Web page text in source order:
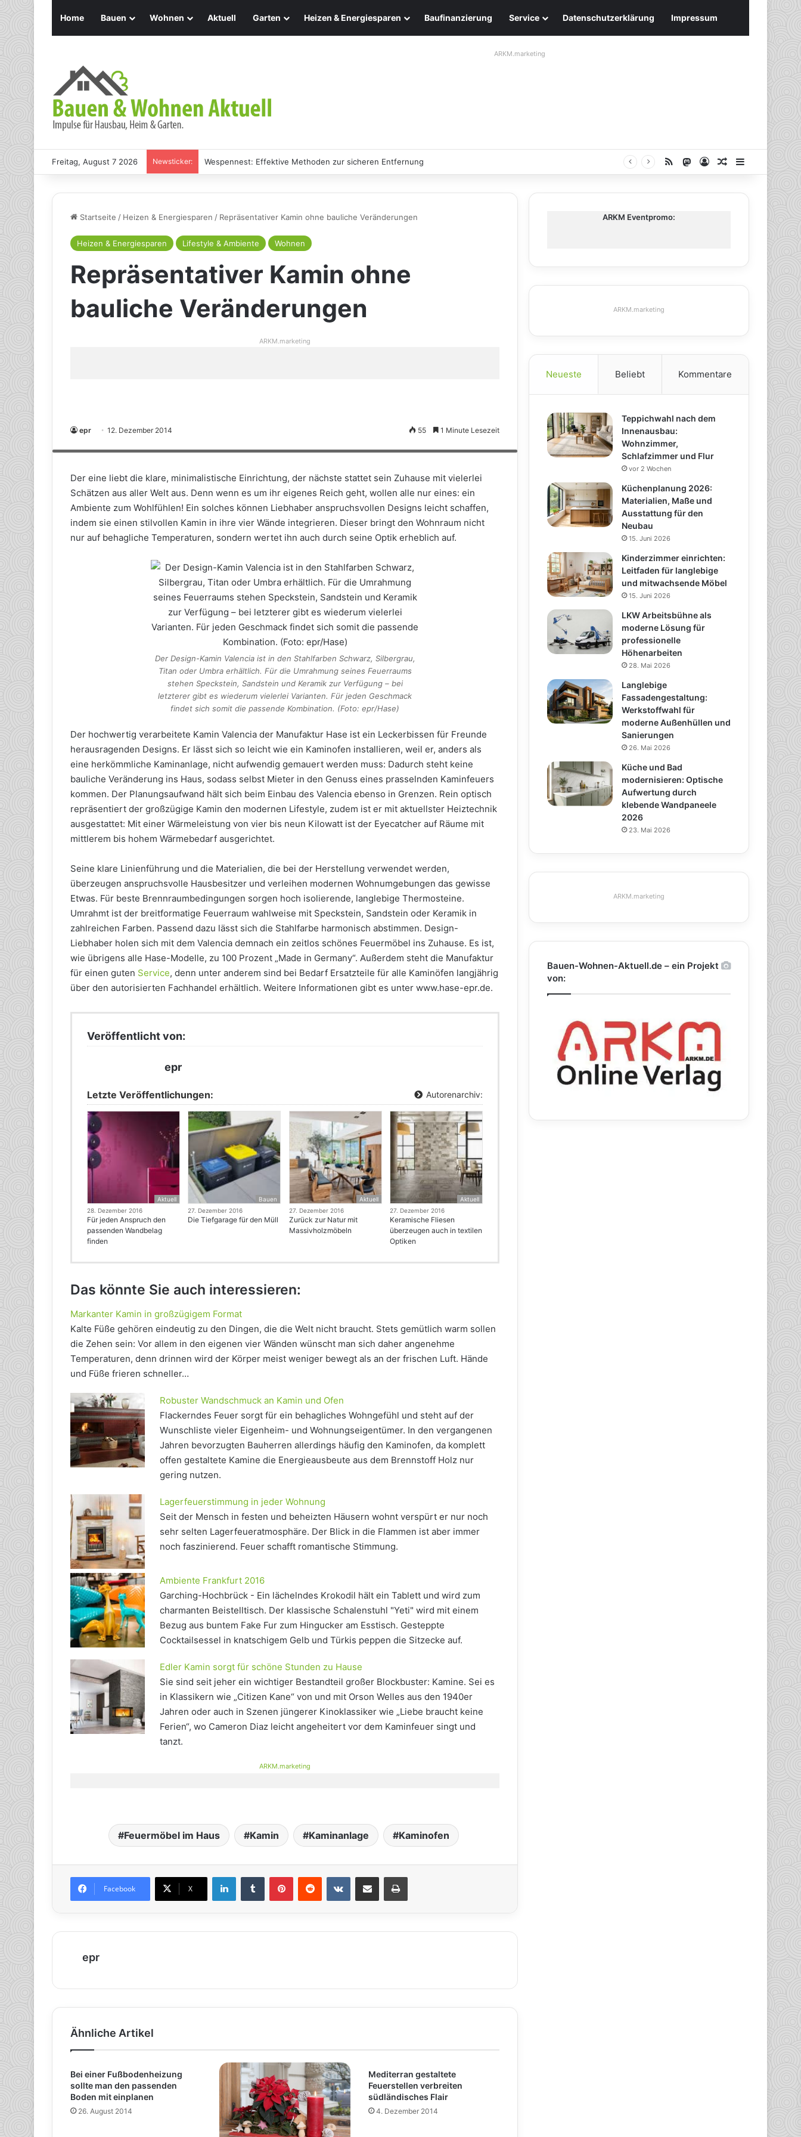
Home Bauen Wohnen Aktuell Garten Heizen & Energiesparen Baufinanzierung Service Datenschutzerklärung Impressum
ARKM.marketing
Freitag, August 7 2026 Newsticker: Holz Pendelleuchten: Eleganz und Nachhaltigkeit für Ihr Zuhause RSS Mastodon
AnmeldenZufälliger
Startseite / Heizen & Energiesparen / Repräsentativer Kamin ohne bauliche Veränderungen
Heizen & Energiesparen Lifestyle & Ambiente Wohnen
Repräsentativer Kamin ohne
bauliche Veränderungen
ARKM.marketing
epr 12. Dezember 2014 55 1 Minute Lesezeit
Feuerraums stehen Speckstein, Sandstein und Keramik zur Verfügung – bei letzterer gibt es wiederum vielerlei Varianten. Für jeden
Der eine liebt die klare, minimalistische Einrichtung, der nächste stattet sein Zuhause mit vielerlei
Schätzen aus aller Welt aus. Denn wenn es um ihr eigenes Reich geht, wollen alle nur eines: ein
Ambiente zum Wohlfühlen! Ein solches können Liebhaber anspruchsvollen Designs leicht schaffen,
indem sie einen stilvollen Kamin in ihre vier Wände integrieren. Dieser bringt den Wohnraum nicht
nur auf behagliche Temperaturen, sondern wertet ihn auch durch seine Optik erheblich auf.
Der Design-Kamin Valencia ist in den Stahlfarben Schwarz, Silbergrau,
Titan oder Umbra erhältlich. Für die Umrahmung seines Feuerraums
stehen Speckstein, Sandstein und Keramik zur Verfügung – bei
letzterer gibt es wiederum vielerlei Varianten. Für jeden Geschmack
findet sich somit die passende Kombination. (Foto: epr/Hase)
Der hochwertig verarbeitete Kamin Valencia der Manufaktur Hase ist ein Leckerbissen für Freunde
herausragenden Designs. Er lässt sich so leicht wie ein Kaminofen installieren, weil er, anders als
eine herkömmliche Kaminanlage, nicht aufwendig gemauert werden muss: Dadurch steht keine
bauliche Veränderung ins Haus, sodass selbst Mieter in den Genuss eines prasselnden Kaminfeuers
kommen. Der Planungsaufwand hält sich beim Einbau des Valencia ebenso in Grenzen. Rein optisch
repräsentiert der großzügige Kamin den modernen Lifestyle, zudem ist er mit aktuellster Heiztechnik
ausgestattet: Mit einer Wärmeleistung von vier bis neun Kilowatt ist der Eyecatcher auf Räume mit
mittlerem bis hohem Wärmebedarf ausgerichtet.
Seine klare Linienführung und die Materialien, die bei der Herstellung verwendet werden,
überzeugen anspruchsvolle Hausbesitzer und verleihen modernen Wohnumgebungen das gewisse
Etwas. Für beste Brennraumbedingungen sorgen hoch isolierende, langlebige Thermosteine.
Umrahmt ist der breitformatige Feuerraum wahlweise mit Speckstein, Sandstein oder Keramik in
zahlreichen Farben. Passend dazu lässt sich die Stahlfarbe harmonisch abstimmen. Design-
Liebhaber holen sich mit dem Valencia demnach ein zeitlos schönes Feuermöbel ins Zuhause. Es ist,
wie übrigens alle Hase-Modelle, zu 100 Prozent „Made in Germany“. Außerdem steht die Manufaktur
für einen guten Service, denn unter anderem sind bei Bedarf Ersatzteile für alle Kaminöfen langjährig
über den autorisierten Fachhandel erhältlich. Weitere Informationen gibt es unter www.hase-epr.de.
Veröffentlicht von:
epr
Letzte Veröffentlichungen: Autorenarchiv:
Aktuell
28. Dezember 2016
Für jeden Anspruch den
passenden Wandbelag
finden
Bauen
27. Dezember 2016
Die Tiefgarage für den Müll
Aktuell
27. Dezember 2016
Zurück zur Natur mit
Massivholzmöbeln
Aktuell
27. Dezember 2016
Keramische Fliesen
überzeugen auch in textilen
Optiken
Das könnte Sie auch interessieren:
Markanter Kamin in großzügigem Format
Kalte Füße gehören eindeutig zu den Dingen, die die Welt nicht braucht. Stets gemütlich warm sollen
die Zehen sein: Vor allem in den eigenen vier Wänden wünscht man sich daher angenehme
Temperaturen, denn drinnen wird der Körper meist weniger bewegt als an der frischen Luft. Hände
und Füße frieren schneller…
Robuster Wandschmuck an Kamin und Ofen
Flackerndes Feuer sorgt für ein behagliches Wohngefühl und steht auf der
Wunschliste vieler Eigenheim- und Wohnungseigentümer. In den vergangenen
Jahren bevorzugten Bauherren allerdings häufig den Kaminofen, da komplett
offen gestaltete Kamine die Energieausbeute aus dem Brennstoff Holz nur
gering nutzen.
Lagerfeuerstimmung in jeder Wohnung
Seit der Mensch in festen und beheizten Häusern wohnt verspürt er nur noch
sehr selten Lagerfeueratmosphäre. Der Blick in die Flammen ist aber immer
noch faszinierend. Feuer schafft romantische Stimmung.
Ambiente Frankfurt 2016
Garching-Hochbrück - Ein lächelndes Krokodil hält ein Tablett und wird zum
charmanten Beistelltisch. Der klassische Schalenstuhl "Yeti" wird mit einem
Bezug aus buntem Fake Fur zum Hingucker am Esstisch. Gesteppte
Cocktailsessel in knatschigem Gelb und Türkis peppen die Sitzecke auf.
Edler Kamin sorgt für schöne Stunden zu Hause
Sie sind seit jeher ein wichtiger Bestandteil großer Blockbuster: Kamine. Sei es
in Klassikern wie „Citizen Kane“ von und mit Orson Welles aus den 1940er
Jahren oder auch in Szenen jüngerer Kinoklassiker wie „Liebe braucht keine
Ferien“, wo Cameron Diaz leicht angeheitert vor dem Kaminfeuer singt und
tanzt.
ARKM.marketing
Feuermöbel im Haus Kamin Kaminanlage Kaminofen
Facebook X
epr
Ähnliche Artikel
Bei einer Fußbodenheizung
sollte man den passenden
Boden mit einplanen
26. August 2014
Mediterran gestaltete
Feuerstellen verbreiten
südländisches Flair
4. Dezember 2014
ARKM Eventpromo:
ARKM.marketing
Neueste Beliebt Kommentare
Teppichwahl nach dem
Innenausbau:
Wohnzimmer,
Schlafzimmer und Flur
vor 2 Wochen
Küchenplanung 2026:
Materialien, Maße und
Ausstattung für den
Neubau
15. Juni 2026
Kinderzimmer einrichten:
Leitfaden für langlebige
und mitwachsende Möbel
15. Juni 2026
LKW Arbeitsbühne als
moderne Lösung für
professionelle
Höhenarbeiten
28. Mai 2026
Langlebige
Fassadengestaltung:
Werkstoffwahl für
moderne Außenhüllen und
Sanierungen
26. Mai 2026
Küche und Bad
modernisieren: Optische
Aufwertung durch
klebende Wandpaneele
2026
23. Mai 2026
ARKM.marketing
Bauen-Wohnen-Aktuell.de – ein Projekt
von: